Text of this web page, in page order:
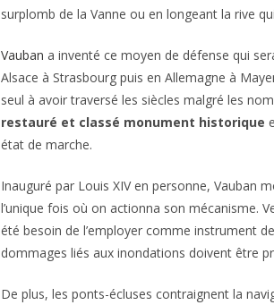
surplomb de la Vanne ou en longeant la rive
Vauban a inventé ce moyen de défense qui
Alsace à Strasbourg puis en Allemagne à
seul à avoir traversé les siècles malgré les
restauré et classé monument historique
état de marche.
Inauguré par Louis XIV en personne, Vauban
l’unique fois où on actionna son mécanisme.
été besoin de l’employer comme instrument
dommages liés aux inondations doivent être
De plus, les ponts-écluses contraignent la